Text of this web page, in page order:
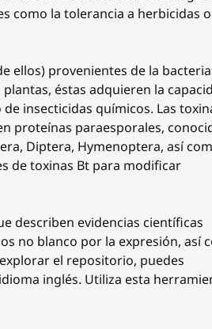
como la tolerancia a herbicidas
ellos) provenientes de la bacteria
éstas adquieren la
insecticidas químicos. Las
proteínas paraesporales,
Diptera, Hymenoptera, así
de toxinas Bt para modificar
describen evidencias científicas
no blanco por la expresión, así
el repositorio, puedes
inglés. Utiliza esta